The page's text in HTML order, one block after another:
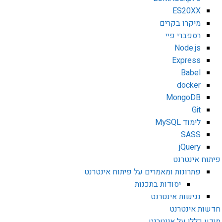
ES20XX
מיקרו בקרים
רספברי פיי
Node.js
Express
Babel
docker
MongoDB
Git
לימוד MySQL
SASS
jQuery
פיתוח אינטרנט
פתרונות ומאמרים על פיתוח אינטרנט
יסודות בתכנות
נגישות אינטרנט
חדשות אינטרנט